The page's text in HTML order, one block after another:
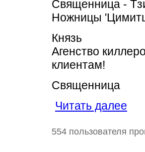
Священница -
Ножницы
Князь
Агенство
клиентам!
Священница
Читать далее
554 пользователя